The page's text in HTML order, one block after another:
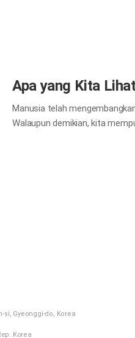
Apa yang Kita
Manusia telah
Walaupun demikian, kita
si, Gyeonggi-do, Korea
Korea